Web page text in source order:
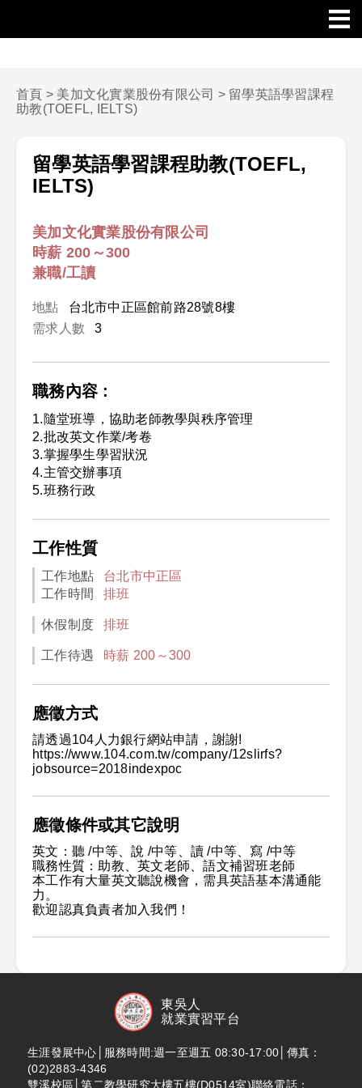
首頁 > 美加文化實業股份有限公司 > 留學英語學習課程
助教(TOEFL, IELTS)
留學英語學習課程助教(TOEFL,
IELTS)
美加文化實業股份有限公司
時薪 200～300
兼職/工讀
地點
台北市中正區館前路28號8樓
需求人數
3
職務內容 :
1.隨堂班導，協助老師教學與秩序管理
2.批改英文作業/考卷
3.掌握學生學習狀況
4.主管交辦事項
5.班務行政
工作性質
工作地點
台北市中正區
工作時間
排班
休假制度 排班
工作待遇 時薪 200～300
應徵方式
請透過104人力銀行網站申請，謝謝!
https://www.104.com.tw/company/12slirfs?
jobsource=2018indexpoc
應徵條件或其它說明
英文：聽 /中等、說 /中等、讀 /中等、寫 /中等
職務性質：助教、英文老師、語文補習班老師
本工作有大量英文聽說機會，需具英語基本溝通能
力。
歡迎認真負責者加入我們！
東吳人
就業實習平台
生涯發展中心│服務時間:週一至週五 08:30-17:00│傳真：
(02)2883-4346
雙溪校區│第二教學研究大樓五樓(D0514室)聯絡電話：